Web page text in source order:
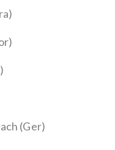
(Ger)